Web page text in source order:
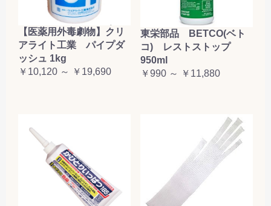
【医薬用外毒劇物】クリ
アライト工業 パイプダ
ッシュ 1kg
￥10,120 ～ ￥19,690
東栄部品 BETCO(ベト
コ) レストストップ
950ml
￥990 ～ ￥11,880